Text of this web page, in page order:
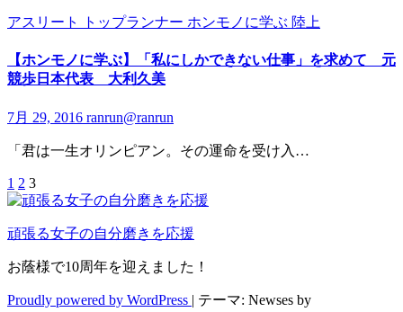
アスリート トップランナー ホンモノに学ぶ 陸上
【ホンモノに学ぶ】「私にしかできない仕事」を求めて 元
競歩日本代表 大利久美
7月 29, 2016 ranrun@ranrun
「君は一生オリンピアン。その運命を受け入…
投
の
ペ
ー
1 2 3
頑張る女子の自分磨きを応援
お蔭様で10周年を迎えました！
Proudly powered by WordPress | テーマ: Newses by